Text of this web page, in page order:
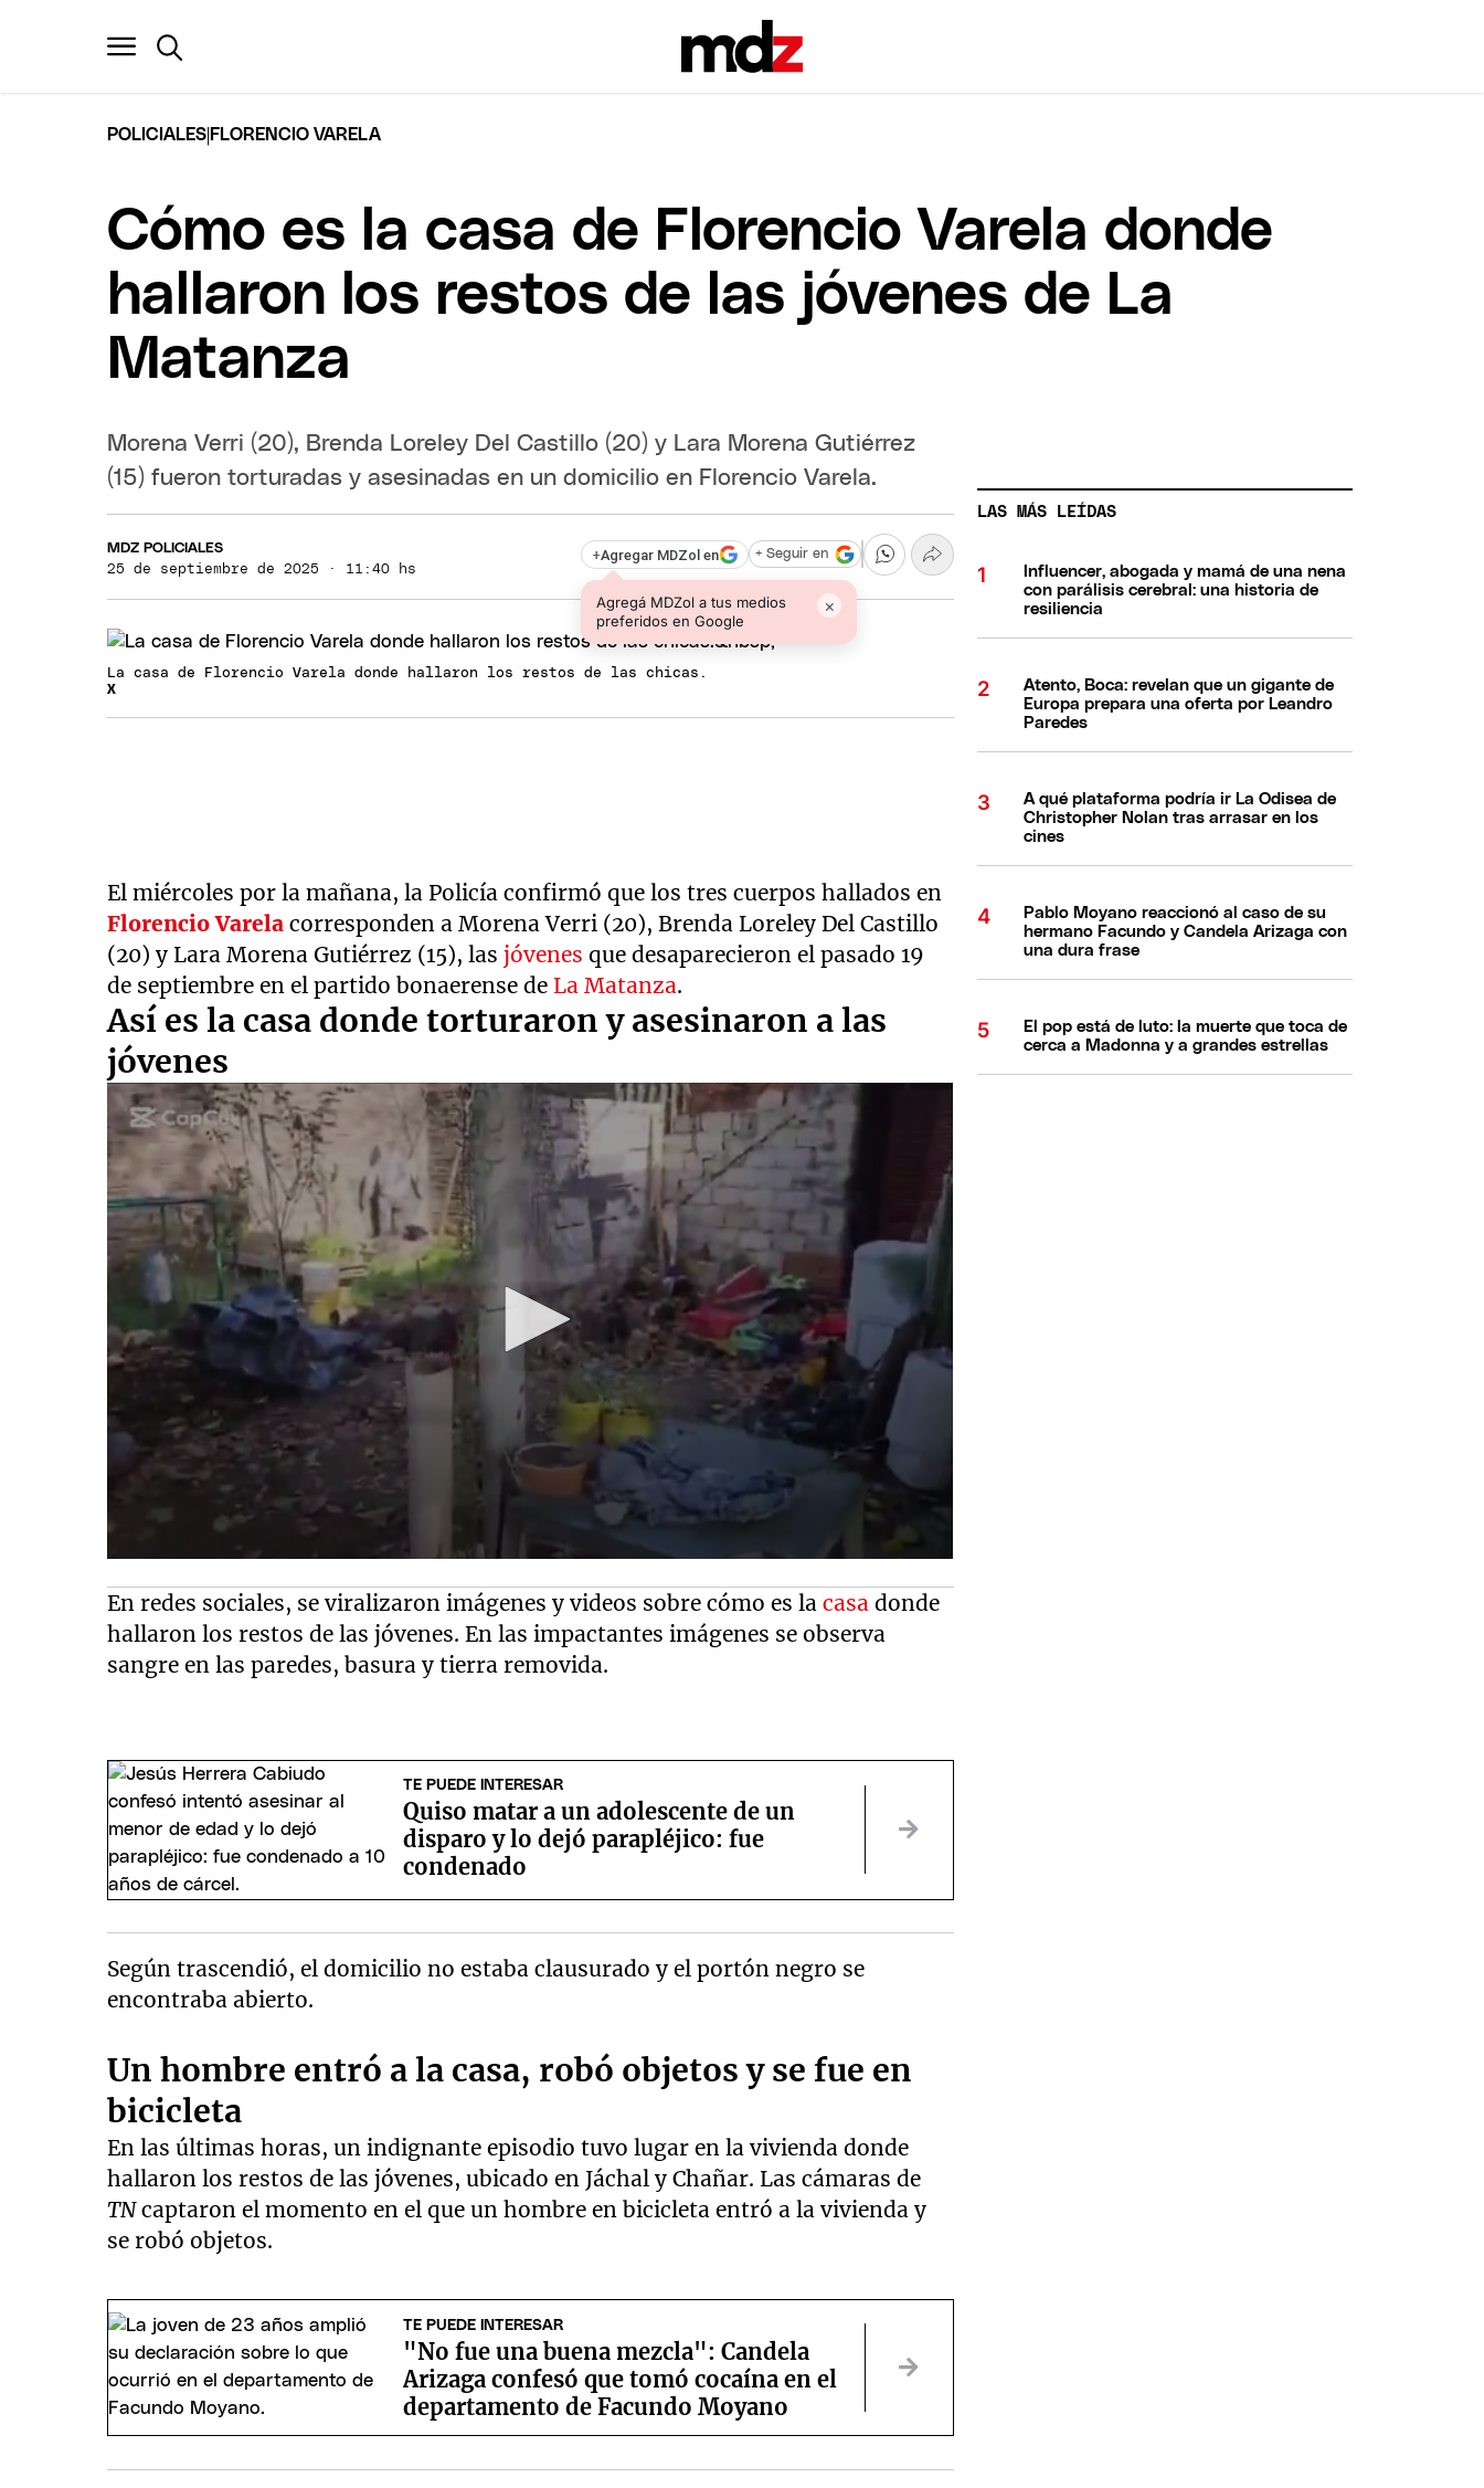
POLICIALES FLORENCIO VARELA
Cómo es la casa de Florencio Varela donde
hallaron los restos de las jóvenes de La
Matanza
Morena Verri (20), Brenda Loreley Del Castillo (20) y Lara Morena Gutiérrez
(15) fueron torturadas y asesinadas en un domicilio en Florencio Varela.
MDZ POLICIALES
25 de septiembre de 2025 · 11:40 hs
+Agregar MDZol en
Agregá MDZol a tus medios
preferidos en Google
×
+ Seguir en
La casa de Florencio Varela donde hallaron los restos de las chicas.
X
El miércoles por la mañana, la Policía confirmó que los tres cuerpos hallados en
Florencio Varela corresponden a Morena Verri (20), Brenda Loreley Del Castillo
(20) y Lara Morena Gutiérrez (15), lasjóvenes que desaparecieron el pasado 19
de septiembre en el partido bonaerense de La Matanza.
Así es la casa donde torturaron y asesinaron a las
jóvenes
En redes sociales, se viralizaron imágenes y videos sobre cómo es lacasa donde
hallaron los restos de las jóvenes. En las impactantes imágenes se observa
sangre en las paredes, basura y tierra removida.
TE PUEDE INTERESAR
Quiso matar a un adolescente de un
disparo y lo dejó parapléjico: fue
condenado
Según trascendió, el domicilio no estaba clausurado y el portón negro se
encontraba abierto.
Un hombre entró a la casa, robó objetos y se fue en
bicicleta
En las últimas horas, un indignante episodio tuvo lugar en la vivienda donde
hallaron los restos de las jóvenes, ubicado en Jáchal y Chañar. Las cámaras de
TNcaptaron el momento en el que un hombre en bicicleta entró a la vivienda y
se robó objetos.
TE PUEDE INTERESAR
"No fue una buena mezcla": Candela
Arizaga confesó que tomó cocaína en el
departamento de Facundo Moyano
LAS MÁS LEÍDAS
Influencer, abogada y mamá de una nena
con parálisis cerebral: una historia de
resiliencia
Atento, Boca: revelan que un gigante de
Europa prepara una oferta por Leandro
Paredes
A qué plataforma podría ir La Odisea de
Christopher Nolan tras arrasar en los
cines
Pablo Moyano reaccionó al caso de su
hermano Facundo y Candela Arizaga con
una dura frase
El pop está de luto: la muerte que toca de
cerca a Madonna y a grandes estrellas